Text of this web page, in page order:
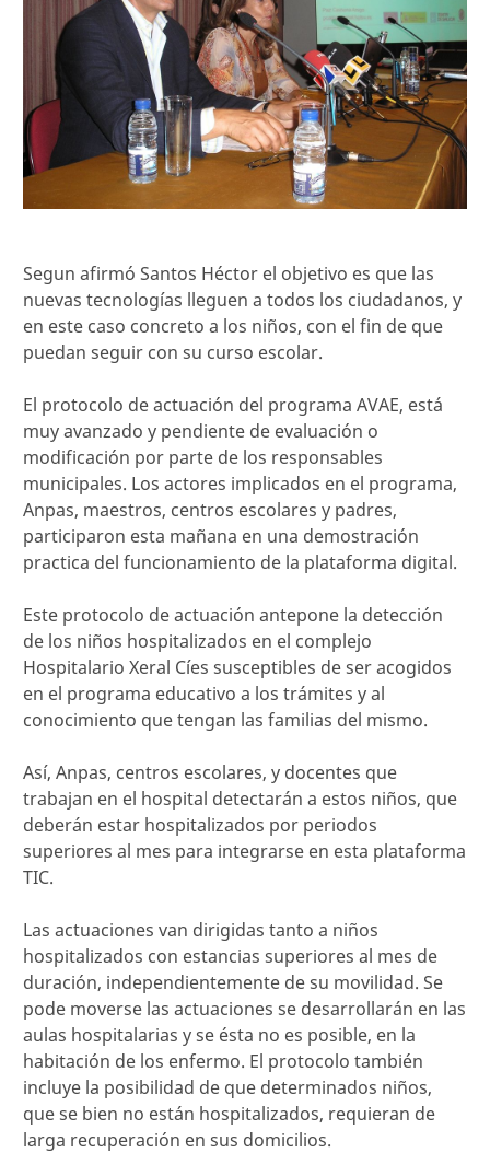
Segun afirmó Santos Héctor el objetivo es que las
nuevas tecnologías lleguen a todos los ciudadanos, y
en este caso concreto a los niños, con el fin de que
puedan seguir con su curso escolar.
El protocolo de actuación del programa AVAE, está
muy avanzado y pendiente de evaluación o
modificación por parte de los responsables
municipales. Los actores implicados en el programa,
Anpas, maestros, centros escolares y padres,
participaron esta mañana en una demostración
practica del funcionamiento de la plataforma digital.
Este protocolo de actuación antepone la detección
de los niños hospitalizados en el complejo
Hospitalario Xeral Cíes susceptibles de ser acogidos
en el programa educativo a los trámites y al
conocimiento que tengan las familias del mismo.
Así, Anpas, centros escolares, y docentes que
trabajan en el hospital detectarán a estos niños, que
deberán estar hospitalizados por periodos
superiores al mes para integrarse en esta plataforma
TIC.
Las actuaciones van dirigidas tanto a niños
hospitalizados con estancias superiores al mes de
duración, independientemente de su movilidad. Se
pode moverse las actuaciones se desarrollarán en las
aulas hospitalarias y se ésta no es posible, en la
habitación de los enfermo. El protocolo también
incluye la posibilidad de que determinados niños,
que se bien no están hospitalizados, requieran de
larga recuperación en sus domicilios.